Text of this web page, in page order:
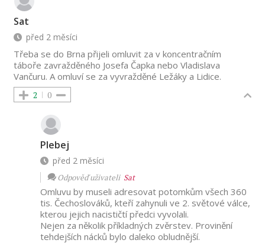
Sat
před 2 měsíci
Třeba se do Brna přijeli omluvit za v koncentračním
táboře zavražděného Josefa Čapka nebo Vladislava
Vančuru. A omluví se za vyvražděné Ležáky a Lidice.
2 0
Plebej
před 2 měsíci
Odpověď uživateli Sat
Omluvu by museli adresovat potomkům všech 360
tis. Čechoslováků, kteří zahynuli ve 2. světové válce,
kterou jejich nacističtí předci vyvolali.
Nejen za několik příkladných zvěrstev. Provinění
tehdejších nácků bylo daleko obludnější.